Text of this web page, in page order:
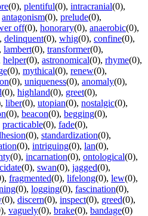
(0), plentiful(0), intracranial(0),
antagonism(0), prelude(0),
off(0), honorary(0), anaerobic(0),
, delinquent(0), whig(0), confine(0),
, lambert(0), transformer(0),
helper(0), astronomical(0), rhyme(0),
(0), mythical(0), renew(0),
(0), uniqueness(0), anomaly(0),
(0), highland(0), greet(0),
, liber(0), utopian(0), nostalgic(0),
(0), beacon(0), begging(0),
practicable(0), fade(0),
(0), standardization(0),
(0), intriguing(0), lan(0),
(0), incarnation(0), ontological(0),
(0), swan(0), jagged(0),
, fragmented(0), lifelong(0), lew(0),
(0), logging(0), fascination(0),
(0), discern(0), inspect(0), greed(0),
, vaguely(0), brake(0), bandage(0)